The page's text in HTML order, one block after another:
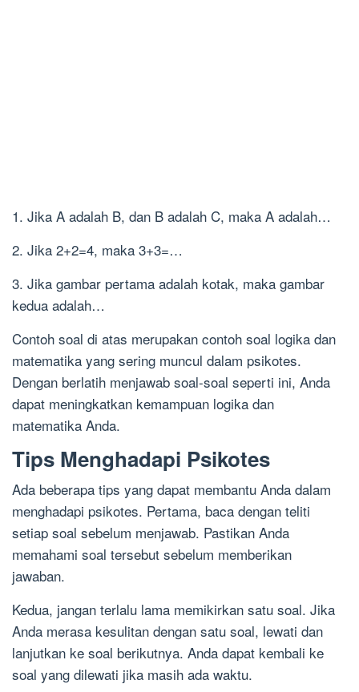
1. Jika A adalah B, dan B adalah C, maka A adalah…
2. Jika 2+2=4, maka 3+3=…
3. Jika gambar pertama adalah kotak, maka gambar
kedua adalah…
Contoh soal di atas merupakan contoh soal logika dan
matematika yang sering muncul dalam psikotes.
Dengan berlatih menjawab soal-soal seperti ini, Anda
dapat meningkatkan kemampuan logika dan
matematika Anda.
Tips Menghadapi Psikotes
Ada beberapa tips yang dapat membantu Anda dalam
menghadapi psikotes. Pertama, baca dengan teliti
setiap soal sebelum menjawab. Pastikan Anda
memahami soal tersebut sebelum memberikan
jawaban.
Kedua, jangan terlalu lama memikirkan satu soal. Jika
Anda merasa kesulitan dengan satu soal, lewati dan
lanjutkan ke soal berikutnya. Anda dapat kembali ke
soal yang dilewati jika masih ada waktu.